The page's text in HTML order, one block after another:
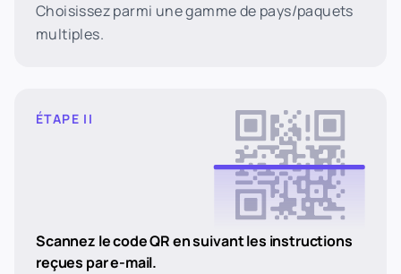
Choisissez parmi une gamme de pays/paquets
multiples.
ÉTAPE II
Scannez le code QR en suivant les instructions
reçues par e-mail.